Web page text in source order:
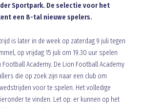
Sportpark. De selectie voor het
een 8-tal nieuwe spelers.
is later in de week op zaterdag 9 juli tegen
op vrijdag 15 juli om 19.30 uur spelen
Academy. De Lion Football Academy
die op zoek zijn naar een club om
voor te spelen. Het volledige
te vinden. Let op: er kunnen op het